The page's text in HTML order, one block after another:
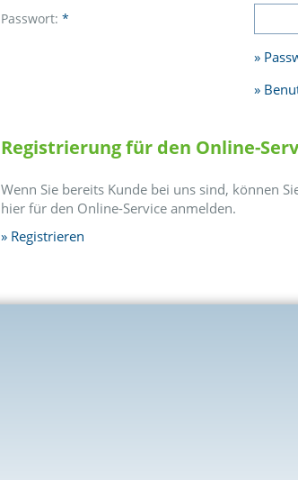
Passwort: *
Registrierung für den Online-
Wenn Sie bereits Kunde bei uns sind, können
hier für den Online-Service anmelden.
Registrieren